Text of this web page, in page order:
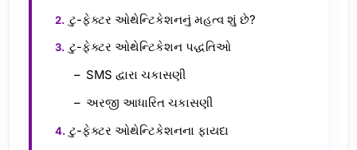
ટુ-ફેક્ટર ઓથેન્ટિકેશનનું મહત્વ શું છે?
ટુ-ફેક્ટર ઓથેન્ટિકેશન પદ્ધતિઓ
SMS દ્વારા ચકાસણી
અરજી આધારિત ચકાસણી
ટુ-ફેક્ટર ઓથેન્ટિકેશનના ફાયદા